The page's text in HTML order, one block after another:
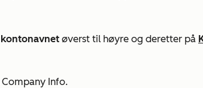
kontonavnet øverst til høyre og deretter på
Company Info.